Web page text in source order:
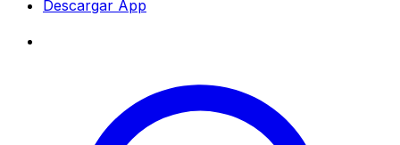
Descargar App